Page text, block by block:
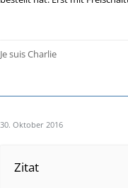
Je suis Charlie
30. Oktober 2016
Zitat